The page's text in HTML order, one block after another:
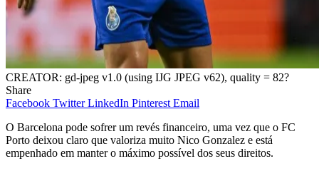
CREATOR: gd-jpeg v1.0 (using IJG JPEG v62), quality = 82?
Share
Facebook Twitter LinkedIn Pinterest Email
O Barcelona pode sofrer um revés financeiro, uma vez que o FC
Porto deixou claro que valoriza muito Nico Gonzalez e está
empenhado em manter o máximo possível dos seus direitos.